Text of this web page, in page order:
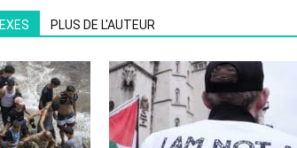
PLUS DE L'AUTEUR